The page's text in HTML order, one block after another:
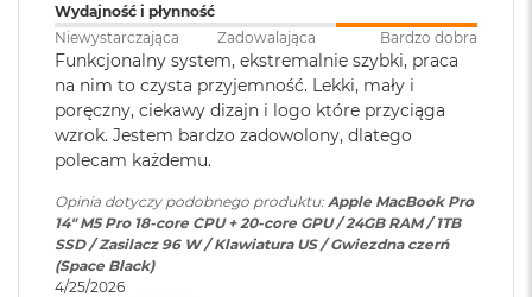
M
a
c
B
o
o
A
i
r
1
T
B
Kolory
1 miliard kolorów
Szeroka gama kolorów (P3)
Technologia True Tone
Częstotliwość odświeżania
Technologia ProMotion zapewniająca adaptacyjną częstotliwość
odświeżania do 120 Hz
Podświetlana
klawiatura:
TAK
Touch ID: TAK
Obsługa
wyświetlaczy:
Obsługa maks. trzech
wyświetlaczy zewnętrznych do
Wydajność i płynność
Niewystarczająca
Zadowalająca Bardzo dobra
Funkcjonalny system, ekstremalnie szybki, praca
na nim to czysta przyjemność. Lekki, mały i
poręczny, ciekawy dizajn i logo które przyciąga
wzrok. Jestem bardzo zadowolony, dlatego
polecam każdemu.
Opinia dotyczy podobnego produktu: Apple MacBook Pro
14" M5 Pro 18-core CPU + 20-core GPU / 24GB RAM / 1TB
SSD / Zasilacz 96 W / Klawiatura US / Gwiezdna czerń
(Space Black)
4/25/2026